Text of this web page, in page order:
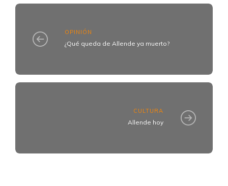
OPINIÓN
¿Qué queda de Allende ya muerto?
CULTURA
Allende hoy